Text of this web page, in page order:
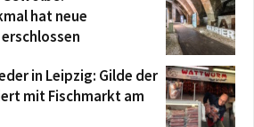
hat neue
in Leipzig: Gilde der
mit Fischmarkt am